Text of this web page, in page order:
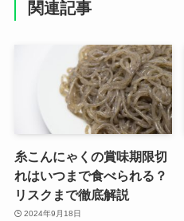
関連記事
糸こんにゃくの賞味期限切
れはいつまで食べられる？
リスクまで徹底解説
2024年9月18日